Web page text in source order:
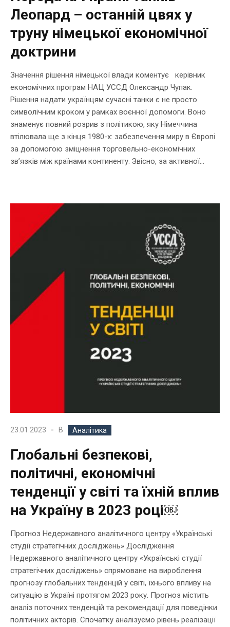
Леопард – останній цвях у
труну німецької економічної
доктрини
Значення рішення німецької влади коментує керівник
економічних програм НАЦ УССД Олександр Чупак.
Рішення надати українцям сучасні танки є не просто
символічним кроком у рамках воєнної допомоги. Воно
знаменує повний розрив з політикою, яку Німеччина
втілювала ще з кінця 1980-х: забезпечення миру в Європі
за допомогою зміцнення торговельно-економічних
зв’язків між країнами континенту. Звісно, за активної...
23.01.2023 В Аналітика
Глобальні безпекові,
політичні, економічні
тенденції у світі та їхній вплив
на Україну в 2023 році￼
Прогноз Недержавного аналітичного центру «Українські
студії стратегічних досліджень» Дослідження
Недержавного аналітичного центру «Українські студії
стратегічних досліджень» спрямоване на вироблення
прогнозу глобальних тенденцій у світі, їхнього впливу на
ситуацію в Україні протягом 2023 року. Прогноз містить
аналіз поточних тенденцій та рекомендації для поведінки
політичних акторів. Спочатку аналізуємо рівень реалізації